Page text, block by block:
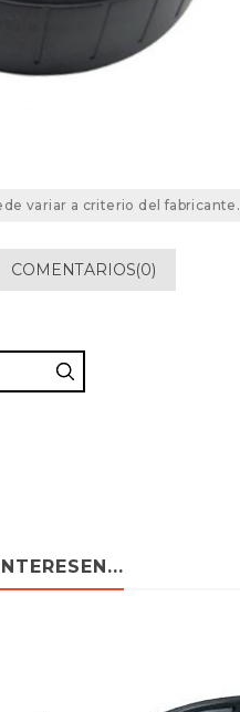
variar a criterio del fabricante.
COMENTARIOS(0)